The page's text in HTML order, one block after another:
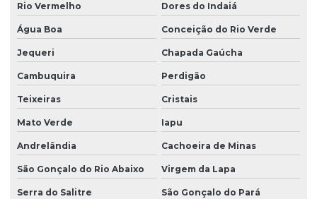
Rio Vermelho Dores do Indaiá
Água Boa Conceição do Rio Verde
Jequeri Chapada Gaúcha
Cambuquira Perdigão
Teixeiras Cristais
Mato Verde Iapu
Andrelândia Cachoeira de Minas
São Gonçalo do Rio Abaixo Virgem da Lapa
Serra do Salitre São Gonçalo do Pará